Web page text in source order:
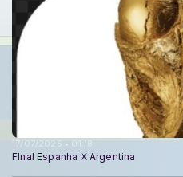
17/07/2026 • 01:18
FInal Espanha X Argentina